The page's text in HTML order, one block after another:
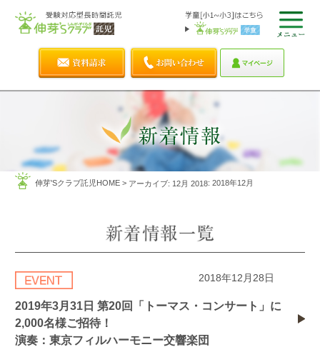
伸芽'Sクラブ託児HOME> アーカイブ: 12月 2018: 2018年12月
2018年12月28日
2019年3月31日 第20回「トーマス・コンサート」に
2,000名様ご招待！
演奏：東京フィルハーモニー交響楽団